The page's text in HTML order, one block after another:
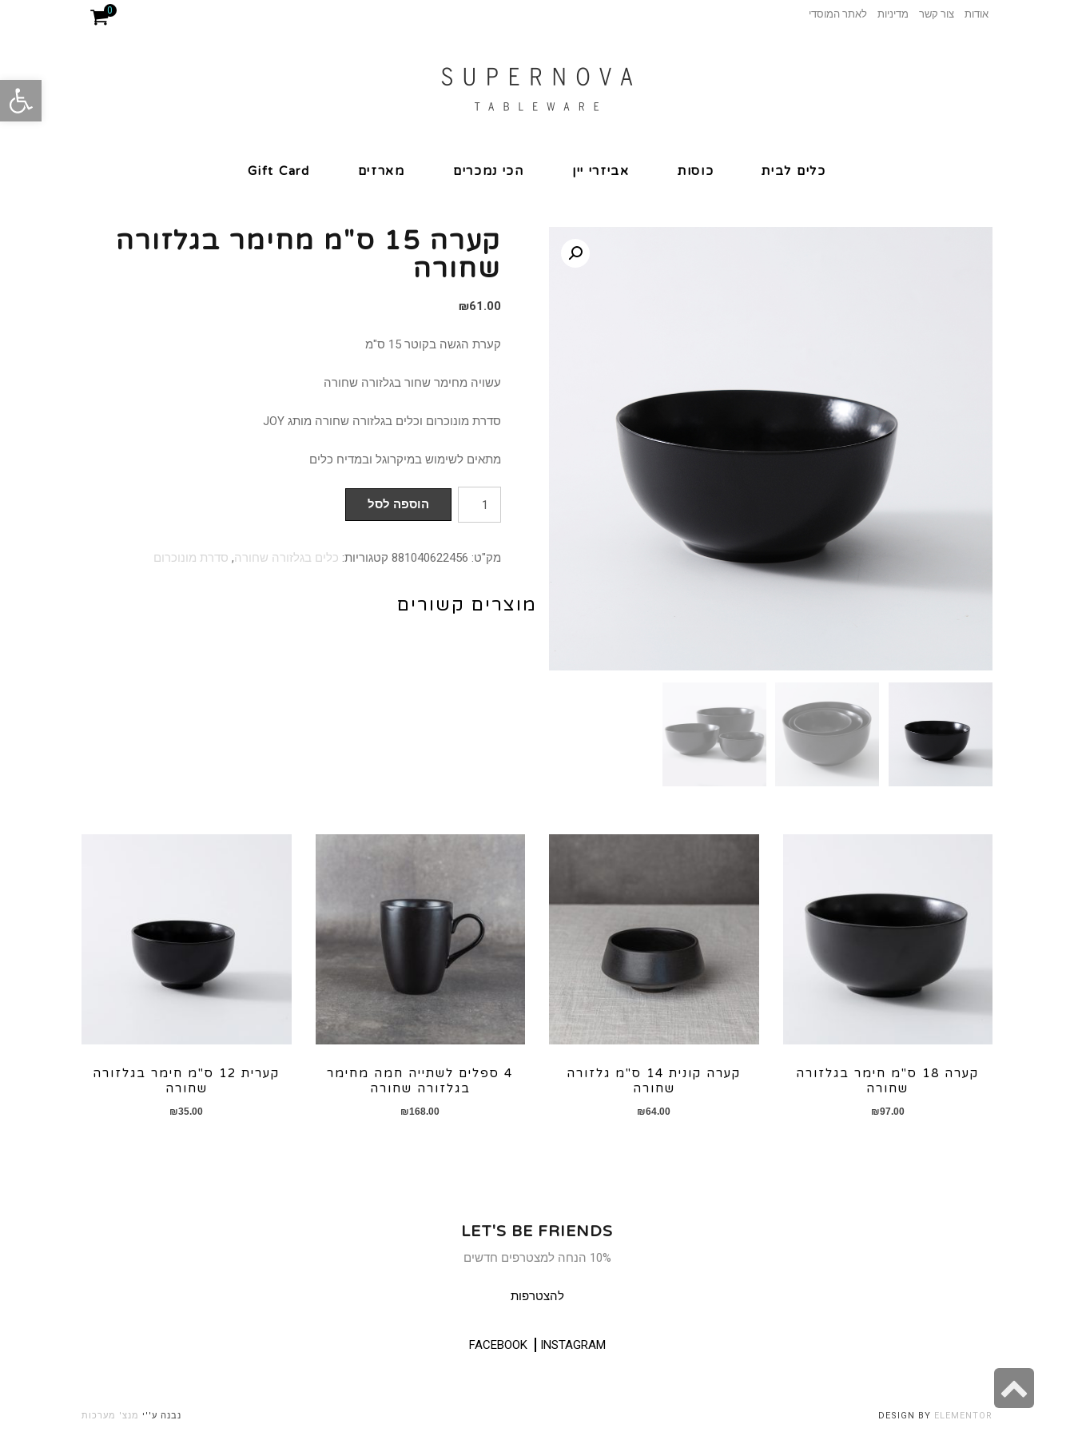
פתח
אודות צור קשר מדיניות לאתר המוסדי 0
כלים לבית כוסות אביזרי יין הכי נמכרים מארזים Gift Card
קערה 15 ס"מ מחימר בגלזורה
שחורה
₪61.00
קערת הגשה בקוטר 15 ס"מ
עשויה מחימר שחור בגלזורה שחורה
סדרת מונוכרום וכלים בגלזורה שחורה מותג JOY
מתאים לשימוש במיקרוגל ובמדיח כלים
כמות
של
15
מחימר
הוספה לסל
מק"ט: 881040622456 קטגוריות: כלים בגלזורה שחורה, סדרת מונוכרום
מוצרים קשורים
קערה 18 ס"מ חימר בגלזורה
שחורה
₪97.00
קערה קונית 14 ס"מ גלזורה
שחורה
₪64.00
4 ספלים לשתייה חמה מחימר
בגלזורה שחורה
₪168.00
קערית 12 ס"מ חימר בגלזורה
שחורה
₪35.00
LET'S BE FRIENDS
10% הנחה למצטרפים חדשים
להצטרפות
FACEBOOK INSTAGRAM
נבנה ע''י מנצ' מערכות DESIGN BY ELEMENTOR
לראש